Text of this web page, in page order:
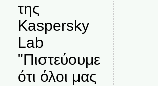
της
Kaspersky
Lab
"Πιστεύουμε
ότι όλοι μας